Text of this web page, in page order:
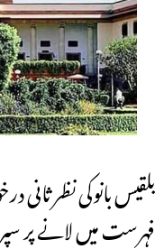
فہرست میں لانے پر